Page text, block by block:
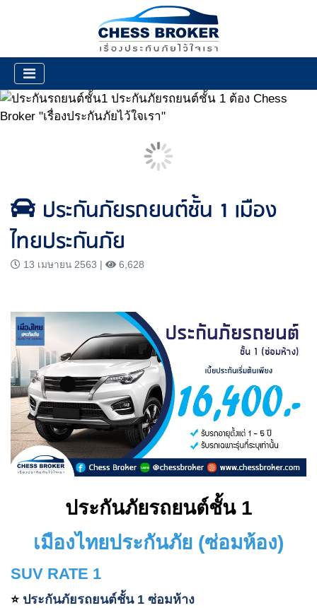
ประกันภัยรถยนต์ชั้น 1 เมือง
ไทยประกันภัย
13 เมษายน 2563 | 6,628
ประกันภัยรถยนต์ชั้น 1
เมืองไทยประกันภัย (ซ่อมห้อง)
SUV RATE 1
⭐️ ประกันภัยรถยนต์ชั้น 1 ซ่อมห้าง